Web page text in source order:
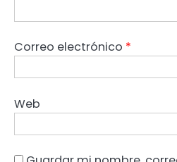
Correo electrónico *
Web